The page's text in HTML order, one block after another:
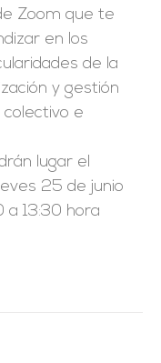
Zoom que te
en los
de la
y gestión
e
lugar el
25 de junio
13:30 hora